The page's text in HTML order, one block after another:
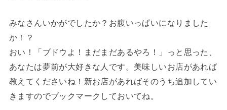
みなさんいかがでしたか？お腹いっぱいになりました
か！？
おい！「ブドウよ！まだまだあるやろ！」っと思った、
あなたは夢前が大好きな人です。美味しいお店があれば
教えてくださいね！新お店があればそのうち追加してい
きますのでブックマークしておいてね。